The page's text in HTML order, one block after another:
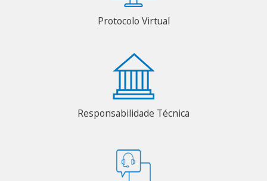
Protocolo Virtual
Responsabilidade Técnica